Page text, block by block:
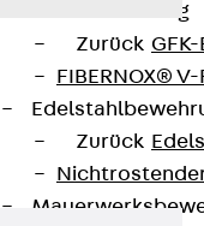
GFK-Bewehrung
Zurück
FIBERNOX® V-
Zurück